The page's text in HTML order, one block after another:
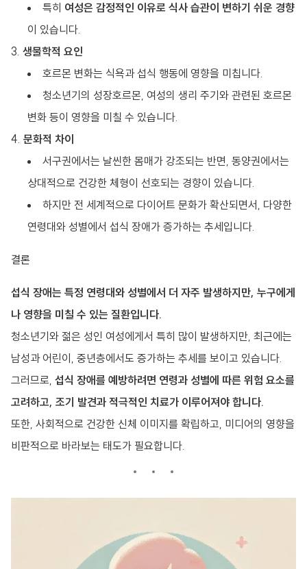
특히 여성은 감정적인 이유로 식사 습관이 변하기 쉬운 경향
이 있습니다.
생물학적 요인
호르몬 변화는 식욕과 섭식 행동에 영향을 미칩니다.
청소년기의 성장호르몬, 여성의 생리 주기와 관련된 호르몬
변화 등이 영향을 미칠 수 있습니다.
문화적 차이
서구권에서는 날씬한 몸매가 강조되는 반면, 동양권에서는
상대적으로 건강한 체형이 선호되는 경향이 있습니다.
하지만 전 세계적으로 다이어트 문화가 확산되면서, 다양한
연령대와 성별에서 섭식 장애가 증가하는 추세입니다.
결론
섭식 장애는 특정 연령대와 성별에서 더 자주 발생하지만, 누구에게
나 영향을 미칠 수 있는 질환입니다.
청소년기와 젊은 성인 여성에게서 특히 많이 발생하지만, 최근에는
남성과 어린이, 중년층에서도 증가하는 추세를 보이고 있습니다.
그러므로, 섭식 장애를 예방하려면 연령과 성별에 따른 위험 요소를
고려하고, 조기 발견과 적극적인 치료가 이루어져야 합니다.
또한, 사회적으로 건강한 신체 이미지를 확립하고, 미디어의 영향을
비판적으로 바라보는 태도가 필요합니다.